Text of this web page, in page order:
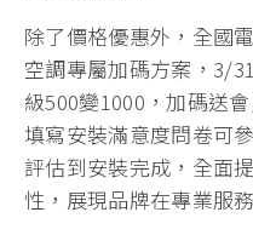
除了價格優惠外，全國
空調專屬加碼方案，3/
級500變1000，加碼送
填寫安裝滿意度問卷可
評估到安裝完成，全面
性，展現品牌在專業服